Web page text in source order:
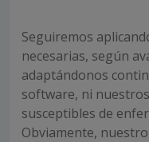
Seguiremos
necesarias, según
adaptándonos
software, ni
susceptibles de
Obviamente, nuestro